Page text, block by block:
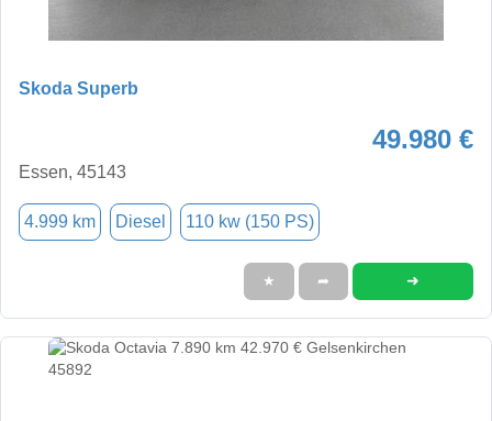
Skoda Superb
49.980 €
Essen, 45143
4.999 km Diesel 110 kw (150 PS)
★ ➦ ➜